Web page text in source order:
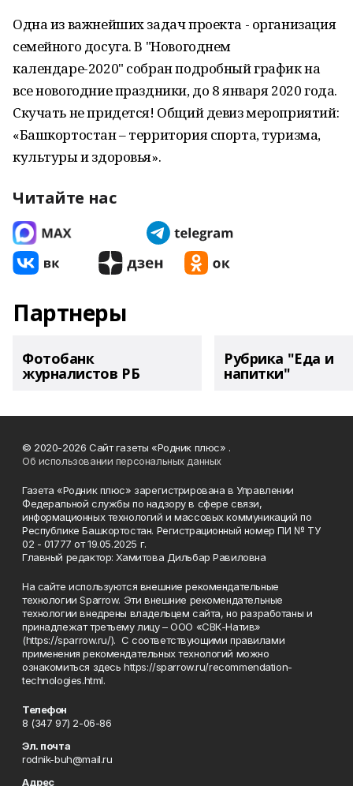
Одна из важнейших задач проекта - организация
семейного досуга. В "Новогоднем
календаре-2020" собран подробный график на
все новогодние праздники, до 8 января 2020 года.
Скучать не придется! Общий девиз мероприятий:
«Башкортостан – территория спорта, туризма,
культуры и здоровья».
Читайте нас
Партнеры
Фотобанк
журналистов РБ
Рубрика "Еда и
напитки"
© 2020-2026 Сайт газеты «Родник плюс» .
Об использовании персональных данных
Газета «Родник плюс» зарегистрирована в Управлении
Федеральной службы по надзору в сфере связи,
информационных технологий и массовых коммуникаций по
Республике Башкортостан. Регистрационный номер ПИ № ТУ
02 - 01777 от 19.05.2025 г.
Главный редактор: Хамитова Дильбар Равиловна
На сайте используются внешние рекомендательные
технологии Sparrow. Эти внешние рекомендательные
технологии внедрены владельцем сайта, но разработаны и
принадлежат третьему лицу – ООО «СВК-Натив»
(https://sparrow.ru/). С соответствующими правилами
применения рекомендательных технологий можно
ознакомиться здесь https://sparrow.ru/recommendation-
technologies.html.
Телефон
8 (347 97) 2-06-86
Эл. почта
rodnik-buh@mail.ru
Адрес